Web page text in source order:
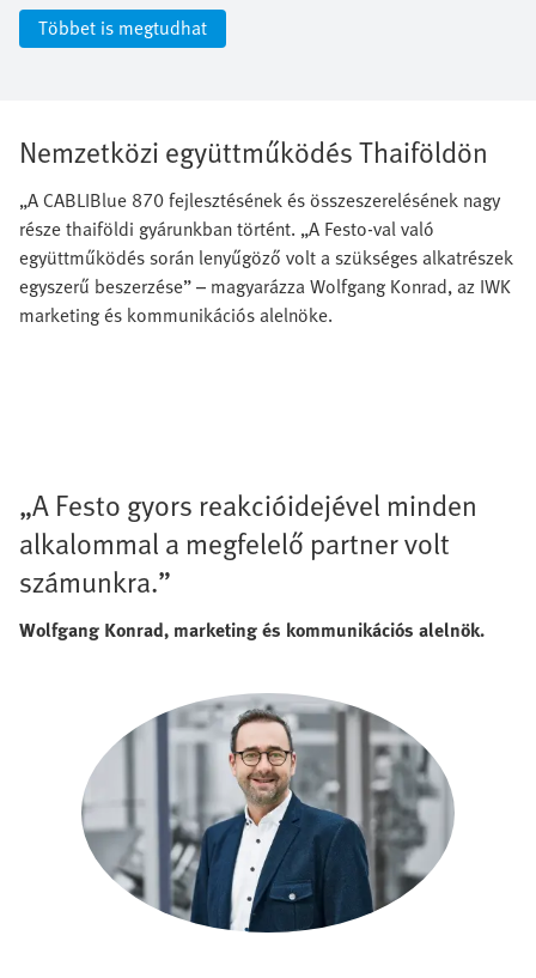
Többet is megtudhat
Nemzetközi együttműködés Thaiföldön
„A CABLIBlue 870 fejlesztésének és összeszerelésének nagy
része thaiföldi gyárunkban történt. „A Festo-val való
együttműködés során lenyűgöző volt a szükséges alkatrészek
egyszerű beszerzése” – magyarázza Wolfgang Konrad, az IWK
marketing és kommunikációs alelnöke.
„A Festo gyors reakcióidejével minden
alkalommal a megfelelő partner volt
számunkra.”
Wolfgang Konrad, marketing és kommunikációs alelnök.